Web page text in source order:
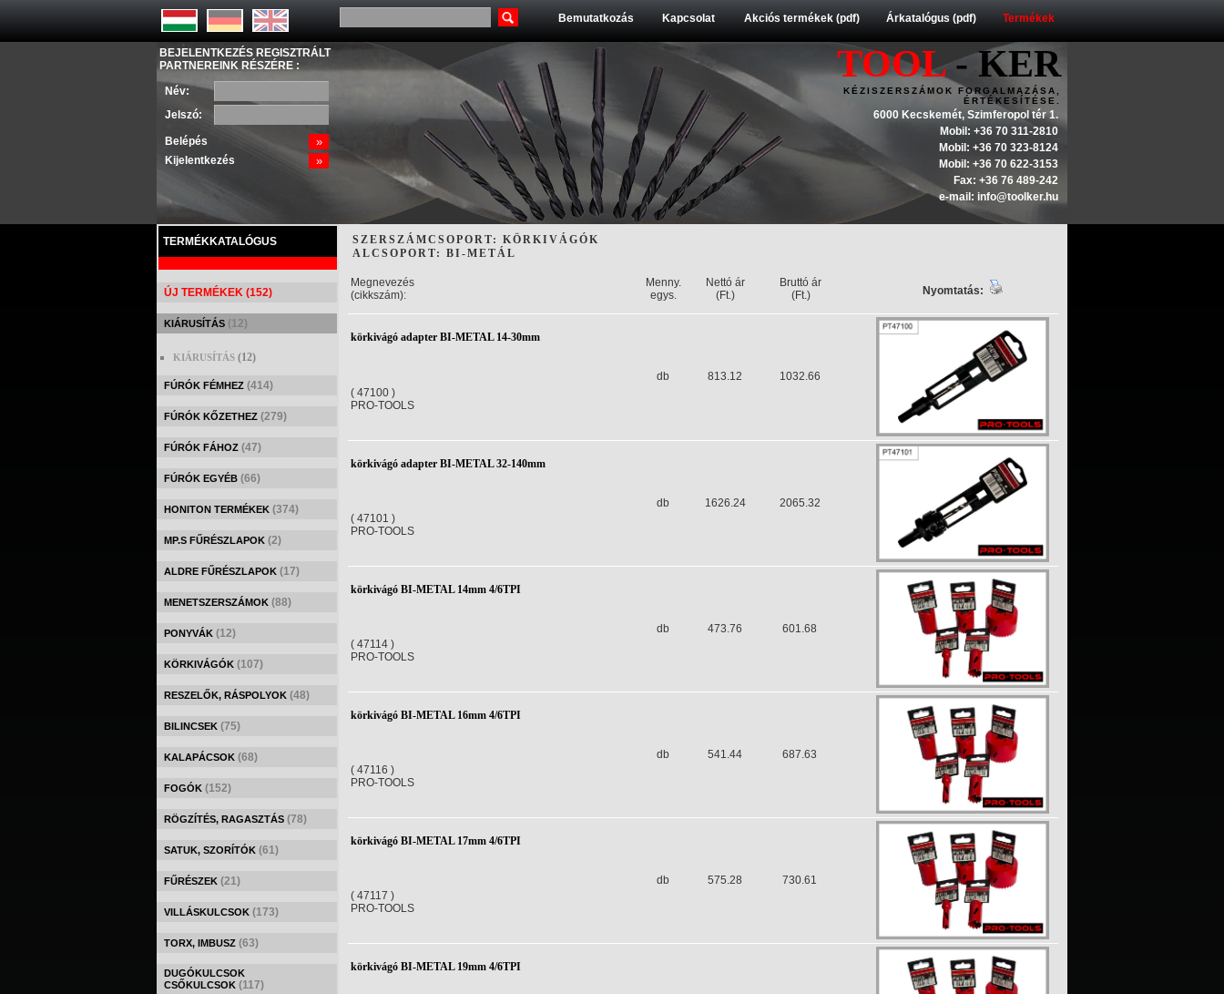
Bemutatkozás Kapcsolat Akciós termékek (pdf) Árkatalógus (pdf) Termékek
BEJELENTKEZÉS REGISZTRÁLT
PARTNEREINK RÉSZÉRE :
Név:
Jelszó:
Belépés »
Kijelentkezés »
TOOL- KER
KÉZISZERSZÁMOK FORGALMAZÁSA,
ÉRTÉKESÍTÉSE.
6000 Kecskemét, Szimferopol tér 1.
Mobil: +36 70 311-2810
Mobil: +36 70 323-8124
Mobil: +36 70 622-3153
Fax: +36 76 489-242
e-mail: info@toolker.hu
TERMÉKKATALÓGUS
ÚJ TERMÉKEK (152)
KIÁRUSÍTÁS (12)
KIÁRUSÍTÁS (12)
FÚRÓK FÉMHEZ (414)
FÚRÓK KŐZETHEZ (279)
FÚRÓK FÁHOZ (47)
FÚRÓK EGYÉB (66)
HONITON TERMÉKEK (374)
MP.S FŰRÉSZLAPOK (2)
ALDRE FŰRÉSZLAPOK (17)
MENETSZERSZÁMOK (88)
PONYVÁK (12)
KÖRKIVÁGÓK (107)
RESZELŐK, RÁSPOLYOK (48)
BILINCSEK (75)
KALAPÁCSOK (68)
FOGÓK (152)
RÖGZÍTÉS, RAGASZTÁS (78)
SATUK, SZORÍTÓK (61)
FŰRÉSZEK (21)
VILLÁSKULCSOK (173)
TORX, IMBUSZ (63)
DUGÓKULCSOK
CSŐKULCSOK (117)
SZERSZÁMCSOPORT: KÖRKIVÁGÓK
ALCSOPORT: BI-METÁL
Megnevezés
(cikkszám):
Menny.
egys.
Nettó ár
(Ft.)
Bruttó ár
(Ft.)
Nyomtatás:
körkivágó adapter BI-METAL 14-30mm
db 813.12
1032.66
( 47100 )
PRO-TOOLS
körkivágó adapter BI-METAL 32-140mm
db 1626.24
2065.32
( 47101 )
PRO-TOOLS
körkivágó BI-METAL 14mm 4/6TPI
db 473.76
601.68
( 47114 )
PRO-TOOLS
körkivágó BI-METAL 16mm 4/6TPI
db 541.44
687.63
( 47116 )
PRO-TOOLS
körkivágó BI-METAL 17mm 4/6TPI
db 575.28
730.61
( 47117 )
PRO-TOOLS
körkivágó BI-METAL 19mm 4/6TPI